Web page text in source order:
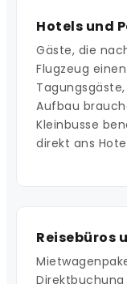
Hotels und
Gäste, die
Flugzeug
Aufbau
Kleinbusse
direkt ans
Reisebüros